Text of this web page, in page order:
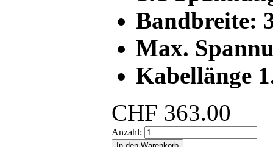
Bandbreite:
Max.
Kabellänge
CHF 363.00
Anzahl: